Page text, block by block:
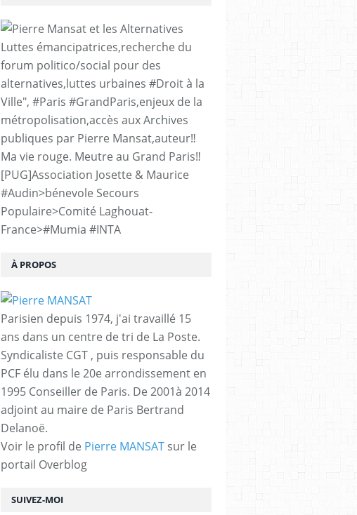
SUIVEZ-MOI
Luttes émancipatrices,recherche du
forum politico/social pour des
alternatives,luttes urbaines #Droit à la
Ville", #Paris #GrandParis,enjeux de la
métropolisation,accès aux Archives
publiques par Pierre Mansat,auteur‼️
Ma vie rouge. Meutre au Grand Paris‼️
[PUG]Association Josette & Maurice
#Audin>bénevole Secours
Populaire>Comité Laghouat-
France>#Mumia #INTA
À PROPOS
Parisien depuis 1974, j'ai travaillé 15
ans dans un centre de tri de La Poste.
Syndicaliste CGT , puis responsable du
PCF élu dans le 20e arrondissement en
1995 Conseiller de Paris. De 2001à 2014
adjoint au maire de Paris Bertrand
Delanoë.
Voir le profil de Pierre MANSAT sur le
portail Overblog